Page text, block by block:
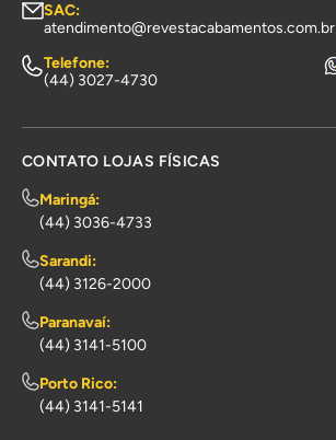
SAC:
atendimento@revestacabamentos.com.br
Telefone:
(44) 3027-4730
CONTATO LOJAS FÍSICAS
Maringá:
(44) 3036-4733
Sarandi:
(44) 3126-2000
Paranavaí:
(44) 3141-5100
Porto Rico:
(44) 3141-5141